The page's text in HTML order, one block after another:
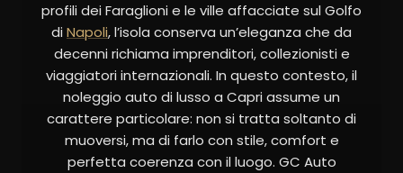
profili dei Faraglioni e le ville affacciate sul Golfo
diNapoli, l’isola conserva un’eleganza che da
decenni richiama imprenditori, collezionisti e
viaggiatori internazionali. In questo contesto, il
noleggio auto di lusso a Capri assume un
carattere particolare: non si tratta soltanto di
muoversi, ma di farlo con stile, comfort e
perfetta coerenza con il luogo. GC Auto